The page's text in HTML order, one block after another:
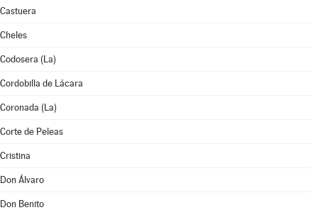
Castuera
Cheles
Codosera (La)
Cordobilla de Lácara
Coronada (La)
Corte de Peleas
Cristina
Don Álvaro
Don Benito